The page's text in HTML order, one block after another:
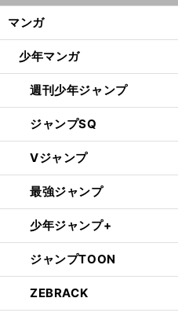
マンガ
少年マンガ
週刊少年ジャンプ
ジャンプSQ
Vジャンプ
最強ジャンプ
少年ジャンプ+
ジャンプTOON
ZEBRACK